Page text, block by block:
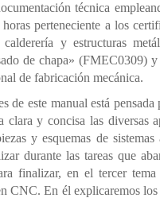
técnica
perteneciente a los
y estructuras
de chapa»
de fabricación mecánica.
de este manual está
clara y concisa las
y esquemas de
durante las tareas que
finalizar, en el tercer tema
CNC. En él explicaremos